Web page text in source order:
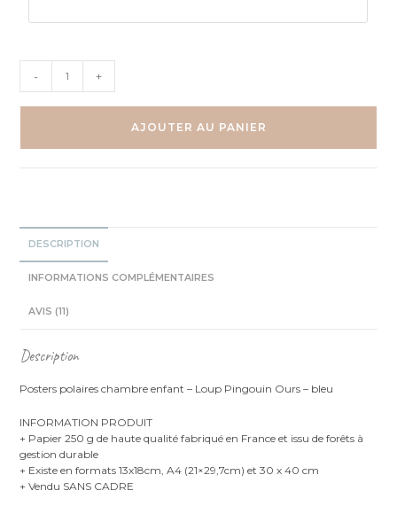
Polaire
- +
AJOUTER AU PANIER
DESCRIPTION
INFORMATIONS COMPLÉMENTAIRES
AVIS (11)
Description
Posters polaires chambre enfant – Loup Pingouin Ours – bleu
INFORMATION PRODUIT
+ Papier 250 g de haute qualité fabriqué en France et issu de forêts à
gestion durable
+ Existe en formats 13x18cm, A4 (21×29,7cm) et 30 x 40 cm
+ Vendu SANS CADRE